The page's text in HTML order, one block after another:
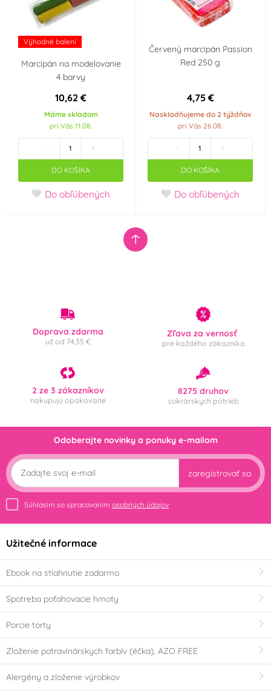
Neobsahuje palmový
olej
Neobsahuje
transmastné kyseliny
Party téma
Minecraft Krteček
Mickey a Minnie
Mouse
Panenka LOL Surprise
Halloween
Krajina pôvodu
Výhodné balení
Marcipán na modelovanie
4 barvy
10,62 €
Máme skladom
pri Vás 11.08.
- +
DO KOŠÍKA
Do obľúbených
Červený marcipán Passion
Red 250 g
4,75 €
Naskladňujeme do 2 týždňov
pri Vás 26.08.
- +
DO KOŠÍKA
Do obľúbených
Doprava zdarma
už od 74,35 €
Zľava za vernosť
pre každého zákazníka
2 ze 3 zákazníkov
nakupujú opakovane
8275 druhov
cukrárskych potrieb
Odoberajte novinky a ponuky e-mailom
zaregistrovať sa
Súhlasím so spracovaním osobných údajov
Užitečné informace
Ebook na stiahnutie zadarmo
Spotreba poťahovacie hmoty
Porcie torty
Zloženie potravinárskych farbív (éčka), AZO FREE
Alergény a zloženie výrobkov